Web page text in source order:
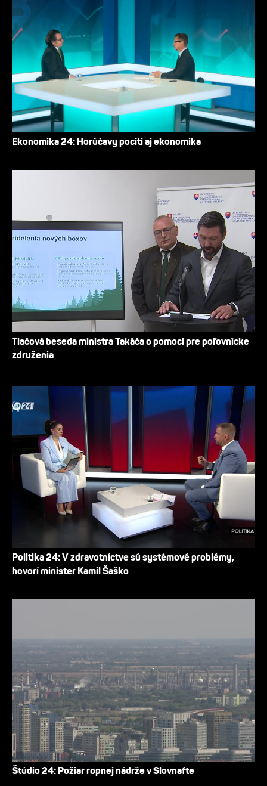
Ekonomika 24: Horúčavy pocíti aj ekonomika
Tlačová beseda ministra Takáča o pomoci pre poľovnícke
združenia
Politika 24: V zdravotníctve sú systémové problémy,
hovorí minister Kamil Šaško
Štúdio 24: Požiar ropnej nádrže v Slovnafte